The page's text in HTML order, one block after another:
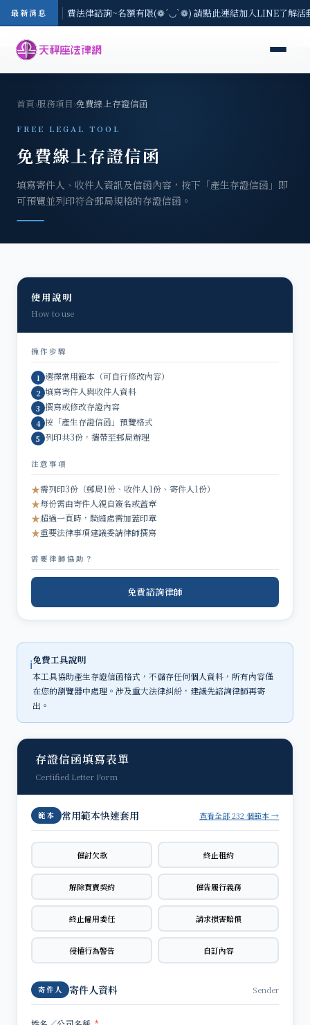
最新消息
-8/3(一) 現場免費法律諮詢~名額有限(❁´◡`❁) 請點此連結加入LINE了解
首頁›服務項目›免費線上存證信函
FREE LEGAL TOOL
免費線上存證信函
填寫寄件人、收件人資訊及信函內容，按下「產生存證信函」即
可預覽並列印符合郵局規格的存證信函。
使用說明
How to use
操作步驟
1 選擇常用範本（可自行修改內容）
2 填寫寄件人與收件人資料
3 撰寫或修改存證內容
4 按「產生存證信函」預覽格式
5 列印共3份，攜帶至郵局辦理
注意事項
★需列印3份（郵局1份、收件人1份、寄件人1份）
★每份需由寄件人親自簽名或蓋章
★超過一頁時，騎縫處需加蓋印章
★重要法律事項建議委請律師撰寫
需要律師協助？
免費諮詢律師
ℹ免費工具說明
本工具協助產生存證信函格式，不儲存任何個人資料，所有內容僅
在您的瀏覽器中處理。涉及重大法律糾紛，建議先諮詢律師再寄
出。
存證信函填寫表單
Certified Letter Form
範本 常用範本快速套用 查看全部 232 個範本 →
催討欠款 終止租約
解除買賣契約 催告履行義務
終止僱用委任 請求損害賠償
侵權行為警告 自訂內容
寄件人 寄件人資料 Sender